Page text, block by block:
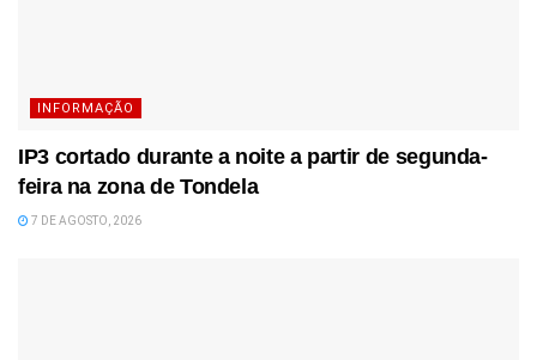
INFORMAÇÃO
IP3 cortado durante a noite a partir de segunda-
feira na zona de Tondela
7 DE AGOSTO, 2026